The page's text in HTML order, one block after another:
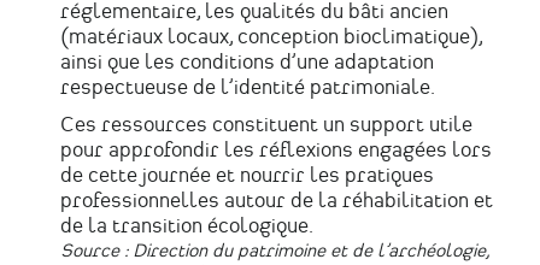
réglementaire, les qualités du bâti ancien
(matériaux locaux, conception bioclimatique),
ainsi que les conditions d’une adaptation
respectueuse de l’identité patrimoniale.
Ces ressources constituent un support utile
pour approfondir les réflexions engagées lors
de cette journée et nourrir les pratiques
professionnelles autour de la réhabilitation et
de la transition écologique.
Source : Direction du patrimoine et de l’archéologie,